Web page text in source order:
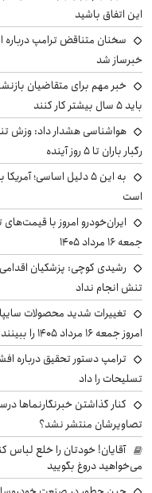
این اتفاق باشید
سخنان متناقض ترامپ درباره
خبرساز شد
خبر مهم برای متقاضیان
باید ۵ سال بیشتر کار کنند
هواشناسی هشدار داد: وزش
رگبار باران تا ۵ روز آینده
به این ۵ دلیل اساسی؛
است
ایران‌خودرو امروز با
جمعه ۱۶ مرداد ۱۴۰۵
رشیدی کوچی: پزشکیان
تنش انجام نداد
تغییرات شدید محصولات
امروز جمعه ۱۶ مرداد ۱۴۰۵ را ببینند
ترامپ دستور تحقیق درباره
تسلیحات را داد
کنار گذاشتن خبرنگارنماها
تصاویرشان منتشر نشد؟
آقایان! خودتان را خلع
می‌خواهید دروغ بگویید